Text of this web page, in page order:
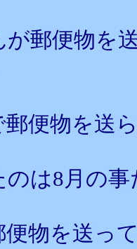
が郵便物を
郵便物を送
は8月の事
便物を送っ